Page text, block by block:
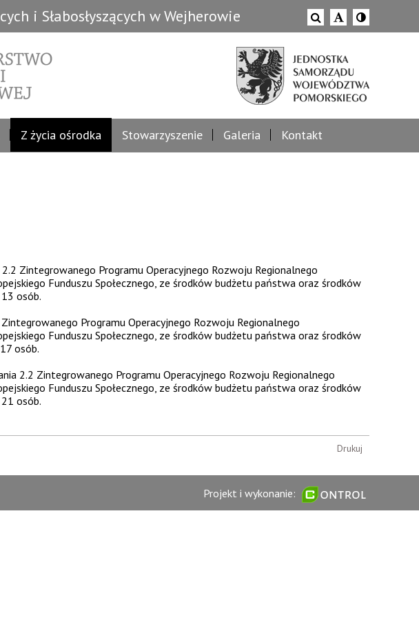
i Słabosłyszących w Wejherowie
Z życia ośrodka Stowarzyszenie Galeria Kontakt
Zintegrowanego Programu Operacyjnego Rozwoju Regionalnego
Funduszu Społecznego, ze środków budżetu państwa oraz środków
osób.
Programu Operacyjnego Rozwoju Regionalnego
Funduszu Społecznego, ze środków budżetu państwa oraz środków
osób.
2.2 Zintegrowanego Programu Operacyjnego Rozwoju Regionalnego
Funduszu Społecznego, ze środków budżetu państwa oraz środków
osób.
Drukuj
Projekt i wykonanie: